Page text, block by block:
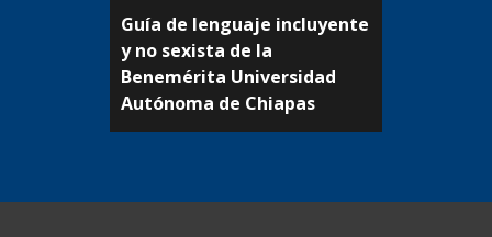
Guía de lenguaje incluyente
y no sexista de la
Beneméritа Universidad
Autónoma de Chiapas